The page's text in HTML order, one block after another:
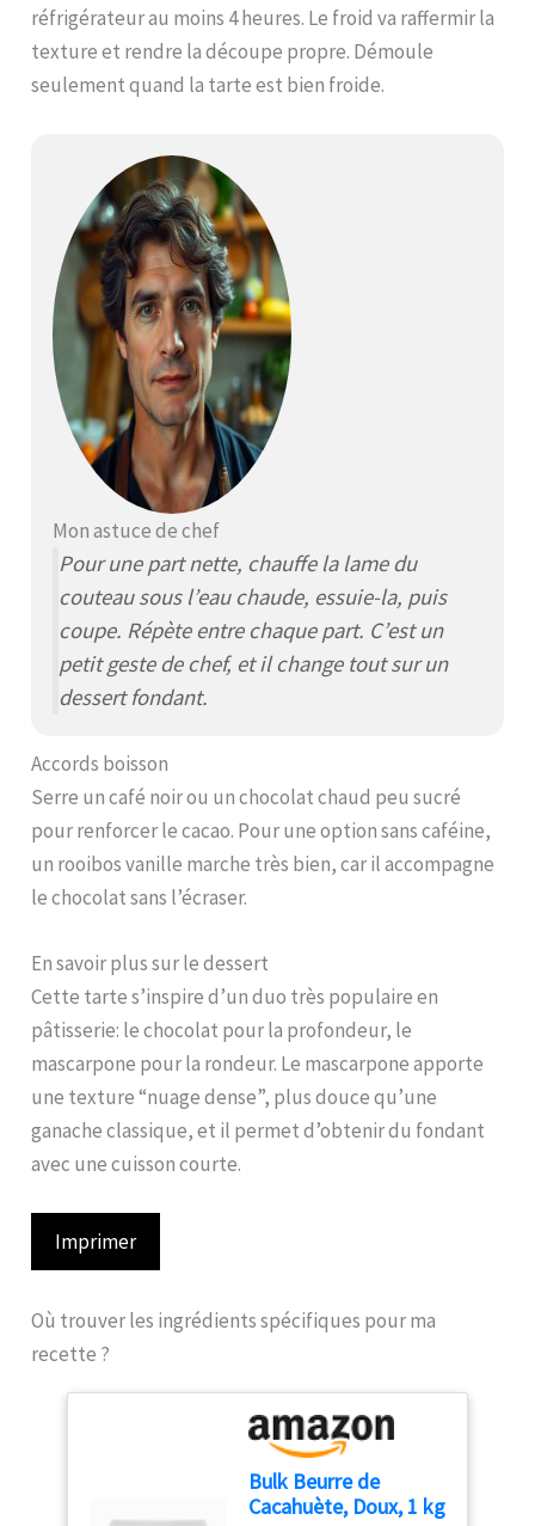
réfrigérateur au moins 4 heures. Le froid va raffermir la
texture et rendre la découpe propre. Démoule
seulement quand la tarte est bien froide.
Mon astuce de chef
Pour une part nette, chauffe la lame du
couteau sous l’eau chaude, essuie-la, puis
coupe. Répète entre chaque part. C’est un
petit geste de chef, et il change tout sur un
dessert fondant.
Accords boisson
Serre un café noir ou un chocolat chaud peu sucré
pour renforcer le cacao. Pour une option sans caféine,
un rooibos vanille marche très bien, car il accompagne
le chocolat sans l’écraser.
En savoir plus sur le dessert
Cette tarte s’inspire d’un duo très populaire en
pâtisserie: le chocolat pour la profondeur, le
mascarpone pour la rondeur. Le mascarpone apporte
une texture “nuage dense”, plus douce qu’une
ganache classique, et il permet d’obtenir du fondant
avec une cuisson courte.
Imprimer
Où trouver les ingrédients spécifiques pour ma
recette ?
Bulk Beurre de
Cacahuète, Doux, 1 kg